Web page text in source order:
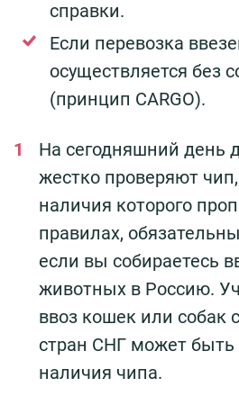
справки.
Если перевозка
осуществляется без
(принцип CARGO).
На сегодняшний день
жестко проверяют
наличия которого
правилах,
если вы собираетесь
животных в Россию.
ввоз кошек или собак
стран СНГ может быть
наличия чипа.